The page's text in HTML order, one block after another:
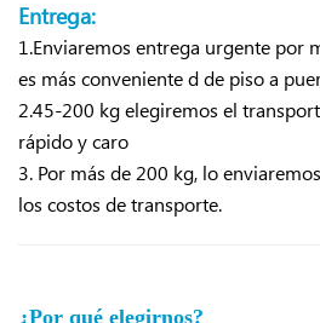
Entrega:
1.Enviaremos entrega urgente por
es más conveniente dde piso a
2.45-200 kg elegiremos el
rápido y caro
3. Por más de 200 kg, lo
los costos de transporte.
¿Por qué elegirnos?